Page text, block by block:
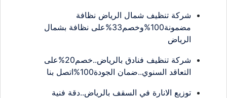
شركة تنظيف شمال الرياض نظافة
مضمونة100%وخصم33%على نظافة بشمال
الرياض
شركة تنظيف فنادق بالرياض..خصم20%على
التعاقد السنوي..ضمان الجودة100%اتصل بنا
توزيع الانارة في السقف بالرياض..دقة فنية